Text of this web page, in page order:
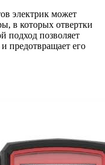
электрик может
в которых отвертки
подход позволяет
предотвращает его